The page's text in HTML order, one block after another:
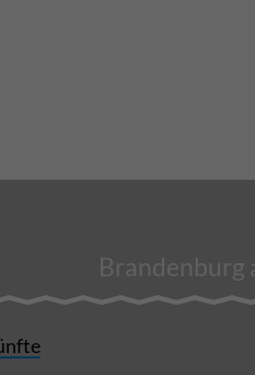
Brandenburg